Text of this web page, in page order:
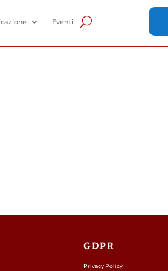
Eventi
GDPR
Privacy Policy